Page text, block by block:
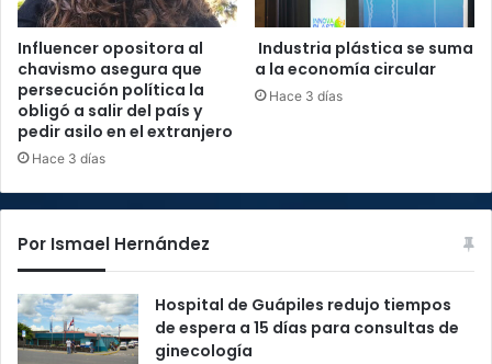
Influencer opositora al
chavismo asegura que
persecución política la
obligó a salir del país y
pedir asilo en el extranjero
Hace 3 días
Industria plástica se suma
a la economía circular
Hace 3 días
Por Ismael Hernández
Hospital de Guápiles redujo tiempos
de espera a 15 días para consultas de
ginecología